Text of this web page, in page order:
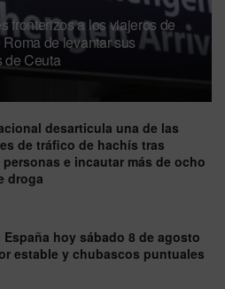
fronterizos a los viajeros de
de levantar sus
de Ceuta
desarticula una de las
de tráfico de hachís tras
personas e incautar más de ocho
droga
España hoy sábado 8 de agosto
estable y chubascos puntuales